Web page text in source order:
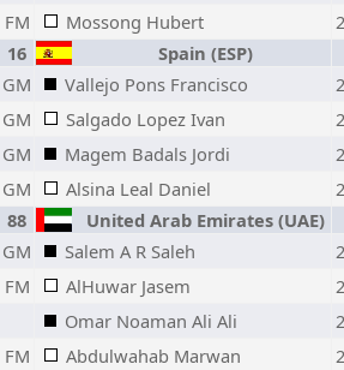
FM Mossong Hubert
16 Spain (ESP)
GM Vallejo Pons Francisco
GM Salgado Lopez Ivan
GM Magem Badals Jordi
GM Alsina Leal Daniel
88 United Arab Emirates (UAE)
GM Salem A R Saleh
FM AlHuwar Jasem
Omar Noaman Ali Ali
FM Abdulwahab Marwan